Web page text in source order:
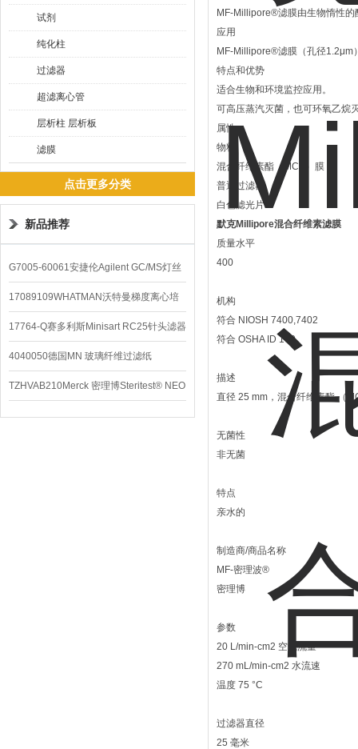
试剂
纯化柱
过滤器
超滤离心管
层析柱 层析板
滤膜
点击更多分类
新品推荐
G7005-60061安捷伦Agilent GC/MS灯丝
配件
17089109WHATMAN沃特曼梯度离心培
养基
17764-Q赛多利斯Minisart RC25针头滤器
4040050德国MN 玻璃纤维过滤纸
TZHVAB210Merck 密理博Steritest® NEO
设备
MF-Millipore®滤膜由生物惰性
应用
MF-Millipore®滤膜（孔径1.2μm
特点和优势
适合生物和环境监控应用。
可高压蒸汽灭菌，也可环氧乙烷
属性
物料
混合纤维素酯（MCE）膜
普通过滤器
白色滤光片
默克Millipore混合纤维素滤膜
质量水平
400
机构
符合 NIOSH 7400,7402
符合 OSHA ID 160
描述
直径 25 mm，混合纤维素酯 （
无菌性
非无菌
特点
亲水的
制造商/商品名称
MF-密理波®
密理博
参数
20 L/min-cm2 空气流量
270 mL/min-cm2 水流速
温度 75 °C
过滤器直径
25 毫米